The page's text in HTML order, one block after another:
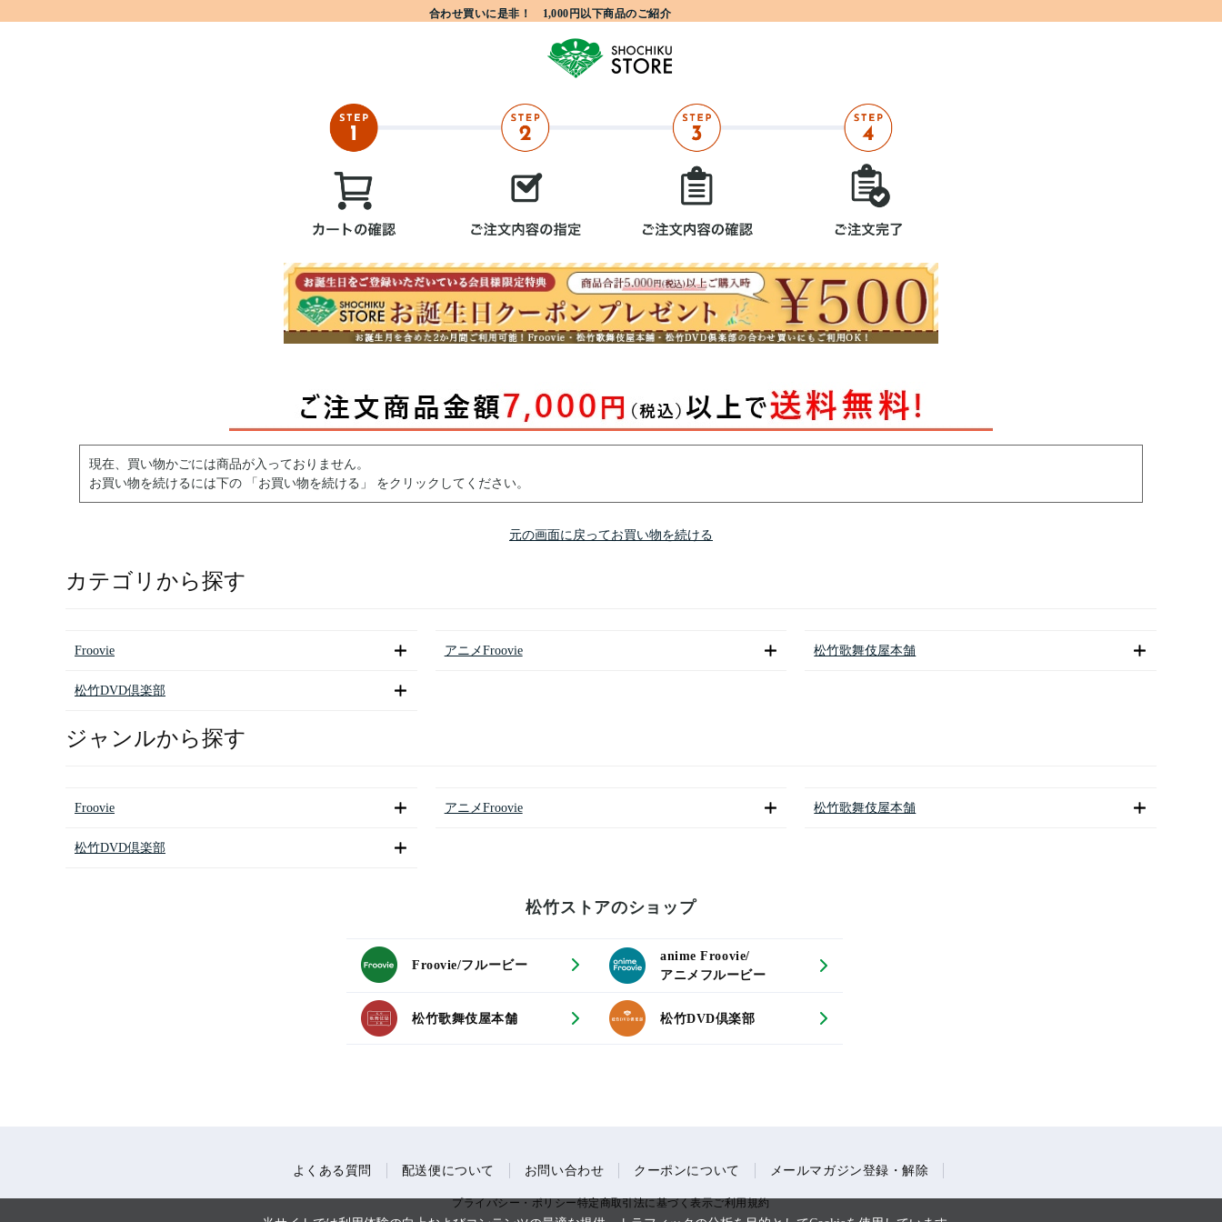
合わせ買いに是非！ 1,000円以下商品のご紹介
現在、買い物かごには商品が入っておりません。
お買い物を続けるには下の 「お買い物を続ける」 をクリックしてください。
元の画面に戻ってお買い物を続ける
カテゴリから探す
Froovie アニメFroovie 松竹歌舞伎屋本舗
松竹DVD倶楽部
ジャンルから探す
Froovie アニメFroovie 松竹歌舞伎屋本舗
松竹DVD倶楽部
松竹ストアのショップ
Froovie/フルービー
anime Froovie/
アニメフルービー
松竹歌舞伎屋本舗 松竹DVD倶楽部
よくある質問 配送便について お問い合わせ クーポンについて メールマガジン登録・解除
プライバシー・ポリシー特定商取引法に基づく表示ご利用規約